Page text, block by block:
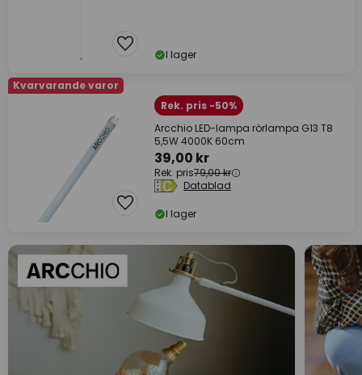
I lager
Kvarvarande varor
Rek. pris -50%
Arcchio LED-lampa rörlampa G13 T8
5,5W 4000K 60cm
39,00 kr
Rek. pris79,00 kr
Datablad
I lager